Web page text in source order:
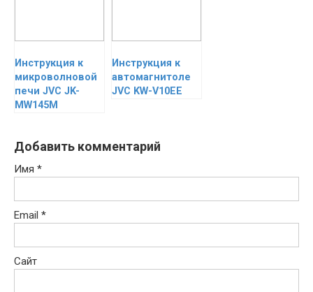
Инструкция к
микроволновой
печи JVC JK-
MW145M
Инструкция к
автомагнитоле
JVC KW-V10EE
Добавить комментарий
Имя *
Email *
Сайт